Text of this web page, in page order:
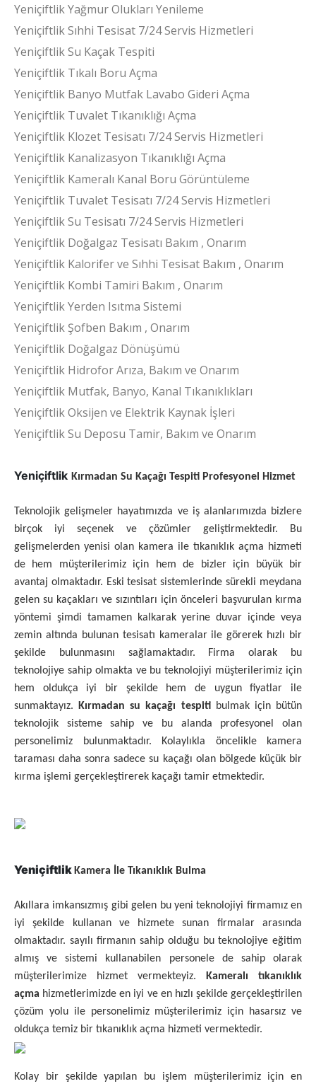
Yeniçiftlik Yağmur Olukları Yenileme
Yeniçiftlik Sıhhi Tesisat 7/24 Servis Hizmetleri
Yeniçiftlik Su Kaçak Tespiti
Yeniçiftlik Tıkalı Boru Açma
Yeniçiftlik Banyo Mutfak Lavabo Gideri Açma
Yeniçiftlik Tuvalet Tıkanıklığı Açma
Yeniçiftlik Klozet Tesisatı 7/24 Servis Hizmetleri
Yeniçiftlik Kanalizasyon Tıkanıklığı Açma
Yeniçiftlik Kameralı Kanal Boru Görüntüleme
Yeniçiftlik Tuvalet Tesisatı 7/24 Servis Hizmetleri
Yeniçiftlik Su Tesisatı 7/24 Servis Hizmetleri
Yeniçiftlik Doğalgaz Tesisatı Bakım , Onarım
Yeniçiftlik Kalorifer ve Sıhhi Tesisat Bakım , Onarım
Yeniçiftlik Kombi Tamiri Bakım , Onarım
Yeniçiftlik Yerden Isıtma Sistemi
Yeniçiftlik Şofben Bakım , Onarım
Yeniçiftlik Doğalgaz Dönüşümü
Yeniçiftlik Hidrofor Arıza, Bakım ve Onarım
Yeniçiftlik Mutfak, Banyo, Kanal Tıkanıklıkları
Yeniçiftlik Oksijen ve Elektrik Kaynak İşleri
Yeniçiftlik Su Deposu Tamir, Bakım ve Onarım
Yeniçiftlik Kırmadan Su Kaçağı Tespiti Profesyonel Hizmet
Teknolojik gelişmeler hayatımızda ve iş alanlarımızda bizlere
birçok iyi seçenek ve çözümler geliştirmektedir. Bu
gelişmelerden yenisi olan kamera ile tıkanıklık açma hizmeti
de hem müşterilerimiz için hem de bizler için büyük bir
avantaj olmaktadır. Eski tesisat sistemlerinde sürekli meydana
gelen su kaçakları ve sızıntıları için önceleri başvurulan kırma
yöntemi şimdi tamamen kalkarak yerine duvar içinde veya
zemin altında bulunan tesisatı kameralar ile görerek hızlı bir
şekilde bulunmasını sağlamaktadır. Firma olarak bu
teknolojiye sahip olmakta ve bu teknolojiyi müşterilerimiz için
hem oldukça iyi bir şekilde hem de uygun fiyatlar ile
sunmaktayız.
Kırmadan su kaçağı tespitibulmak için bütün
teknolojik sisteme sahip ve bu alanda profesyonel olan
personelimiz bulunmaktadır. Kolaylıkla öncelikle kamera
taraması daha sonra sadece su kaçağı olan bölgede küçük bir
kırma işlemi gerçekleştirerek kaçağı tamir etmektedir.
Yeniçiftlik Kamera İle Tıkanıklık Bulma
Akıllara imkansızmış gibi gelen bu yeni teknolojiyi firmamız en
iyi şekilde kullanan ve hizmete sunan firmalar arasında
olmaktadır. sayılı firmanın sahip olduğu bu teknolojiye eğitim
almış ve sistemi kullanabilen personele de sahip olarak
müşterilerimize hizmet vermekteyiz.
Kameralı tıkanıklık
açma hizmetlerimizde en iyi ve en hızlı şekilde gerçekleştirilen
çözüm yolu ile personelimiz müşterilerimiz için hasarsız ve
oldukça temiz bir tıkanıklık açma hizmeti vermektedir.
Kolay bir şekilde yapılan bu işlem müşterilerimiz için en